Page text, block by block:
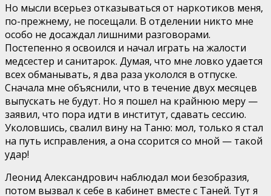
Но мысли всерьез отказываться от наркотиков меня,
по-прежнему, не посещали. В отделении никто мне
особо не досаждал лишними разговорами.
Постепенно я освоился и начал играть на жалости
медсестер и санитарок. Думая, что мне ловко удается
всех обманывать, я два раза укололся в отпуске.
Сначала мне объяснили, что в течение двух месяцев
выпускать не будут. Но я пошел на крайнюю меру —
заявил, что пора идти в институт, сдавать сессию.
Уколовшись, свалил вину на Таню: мол, только я стал
на путь исправления, а она ссорится со мной — такой
удар!
Леонид Александрович наблюдал мои безобразия,
потом вызвал к себе в кабинет вместе с Таней. Тут я